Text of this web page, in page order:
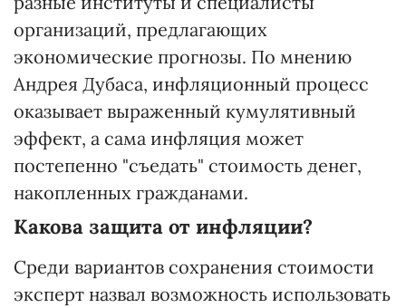
организаций, предлагающих
экономические прогнозы. По мнению
Андрея Дубаса, инфляционный процесс
оказывает выраженный кумулятивный
эффект, а сама инфляция может
постепенно "съедать" стоимость денег,
накопленных гражданами.
Какова защита от инфляции?
Среди вариантов сохранения стоимости
эксперт назвал возможность использовать